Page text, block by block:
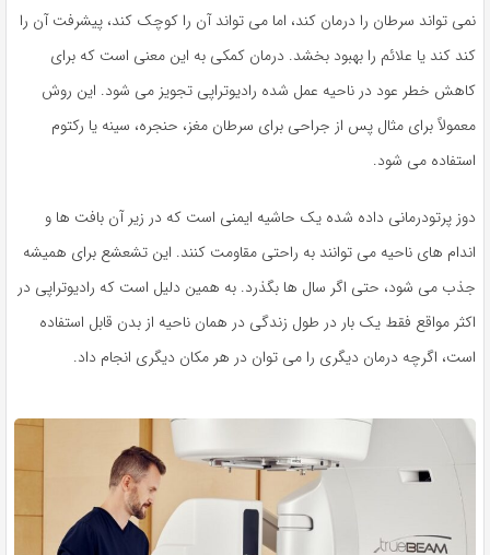
نمی تواند سرطان را درمان کند، اما می تواند آن را کوچک کند، پیشرفت آن را
کند کند یا علائم را بهبود بخشد. درمان کمکی به این معنی است که برای
کاهش خطر عود در ناحیه عمل شده رادیوتراپی تجویز می شود. این روش
معمولاً برای مثال پس از جراحی برای سرطان مغز، حنجره، سینه یا رکتوم
استفاده می شود.
دوز پرتودرمانی داده شده یک حاشیه ایمنی است که در زیر آن بافت ها و
اندام های ناحیه می توانند به راحتی مقاومت کنند. این تشعشع برای همیشه
جذب می شود، حتی اگر سال ها بگذرد. به همین دلیل است که رادیوتراپی در
اکثر مواقع فقط یک بار در طول زندگی در همان ناحیه از بدن قابل استفاده
است، اگرچه درمان دیگری را می توان در هر مکان دیگری انجام داد.